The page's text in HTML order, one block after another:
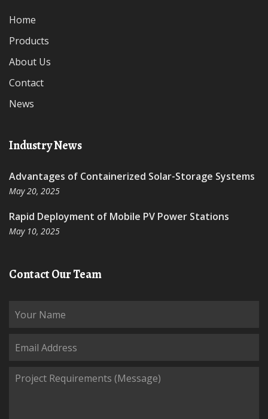
Home
Products
About Us
Contact
News
Industry News
Advantages of Containerized Solar-Storage Systems
May 20, 2025
Rapid Deployment of Mobile PV Power Stations
May 10, 2025
Contact Our Team